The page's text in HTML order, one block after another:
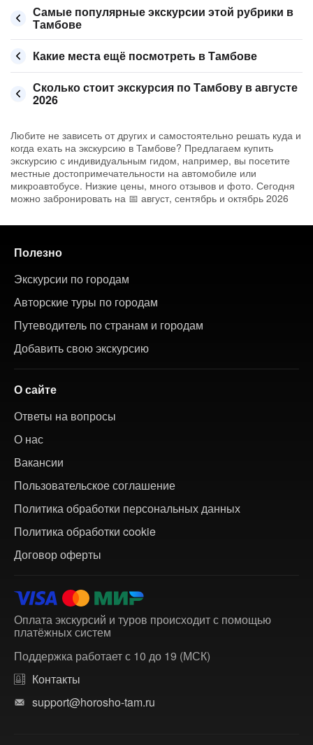
Самые популярные экскурсии этой рубрики в
Тамбове
Какие места ещё посмотреть в Тамбове
Сколько стоит экскурсия по Тамбову в августе
2026
Любите не зависеть от других и самостоятельно решать куда и
когда ехать на экскурсию в Тамбове? Предлагаем купить
экскурсию с индивидуальным гидом, например, вы посетите
местные достопримечательности на автомобиле или
микроавтобусе. Низкие цены, много отзывов и фото. Сегодня
можно забронировать на 📅 август, сентябрь и октябрь 2026
Полезно
Экскурсии по городам
Авторские туры по городам
Путеводитель по странам и городам
Добавить свою экскурсию
О сайте
Ответы на вопросы
О нас
Вакансии
Пользовательское соглашение
Политика обработки персональных данных
Политика обработки cookie
Договор оферты
Оплата экскурсий и туров происходит с помощью
платёжных систем
Поддержка работает с 10 до 19 (МСК)
Контакты
support@horosho-tam.ru